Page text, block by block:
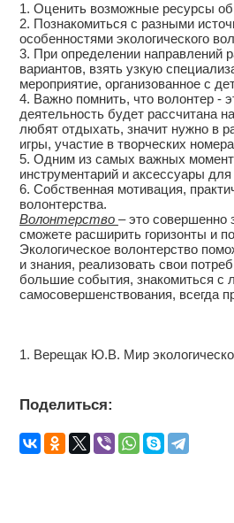
1. Оценить возможные ресурсы
2. Познакомиться с разными
особенностями экологического
3. При определении направлений
вариантов, взять узкую
мероприятие, организованное с
4. Важно помнить, что волонтер -
деятельность будет рассчитана
любят отдыхать, значит нужно в
игры, участие в творческих
5. Одним из самых важных
инструментарий и аксессуары
6. Собственная мотивация,
волонтерства.
Волонтерство – это совершенно
сможете расширить горизонты и
Экологическое волонтерство
и знания, реализовать свои
большие события, знакомиться с
самосовершенствования, всегда
1. Верещак Ю.В. Мир
Поделиться: